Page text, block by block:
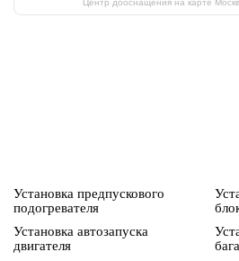
Центр дооснащения на карте
Установка предпускового
подогревателя
Установка автозапуска
двигателя